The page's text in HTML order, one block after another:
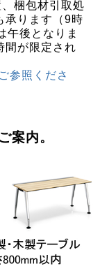
梱包材引取処
承ります（9時
午後となりま
間が限定され
参照くださ
案内。